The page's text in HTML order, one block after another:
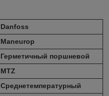
Danfoss
Maneurop
Герметичный поршневой
MTZ
Среднетемпературный